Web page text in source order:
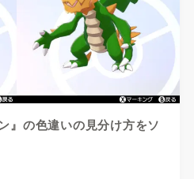
』の色違いの見分け方をソ